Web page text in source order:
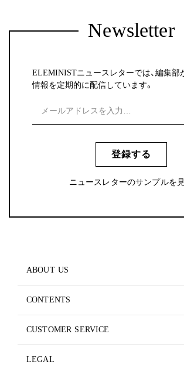
Newsletter
ELEMINISTニュースレターでは、編集部
情報を定期的に配信しています。
登録する
ニュースレターのサンプルを
ABOUT US
CONTENTS
CUSTOMER SERVICE
LEGAL